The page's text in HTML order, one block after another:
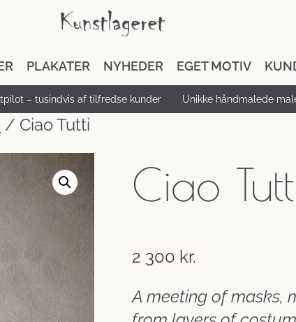
PLAKATER NYHEDER EGET MOTIV
– tusindvis af tilfredse kunder Unikke håndmalede
/ Ciao Tutti
Ciao
2 300 kr.
A meeting of masks,